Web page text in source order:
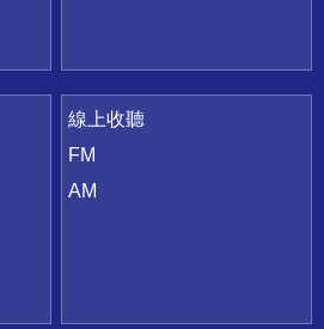
線上收聽
FM
AM